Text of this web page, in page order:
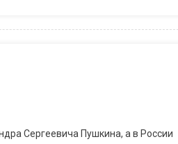
Сергеевича Пушкина, а в России